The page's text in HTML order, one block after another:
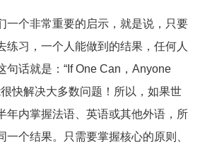
一个非常重要的启示，就是说，只要
练习，一个人能做到的结果，任何人
句话就是 ： “If One Can ， Anyone
快解决大多数问题！所以，如果世
年内掌握法语、英语或其他外语，所
一个结果。只需要掌握核心的原则、